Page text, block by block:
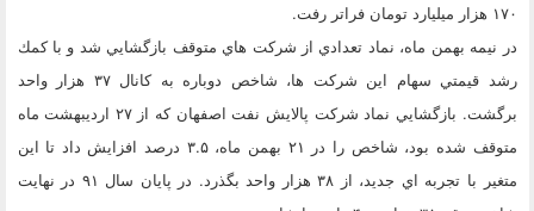
۱۷۰ هزار ميليارد تومان فراتر رفت.
در نيمه بهمن ماه، نماد تعدادي از شركت هاي متوقف بازگشايي شد و با كمك
رشد قيمتي سهام اين شركت ها، شاخص دوباره به كانال ۳۷ هزار واحد
برگشت. بازگشايي نماد شركت پالايش نفت اصفهان كه از ۲۷ ارديبهشت ماه
متوقف شده بود، شاخص را در ۲۱ بهمن ماه، ۳.۵ درصد افزايش داد تا اين
متغير با تجربه اي جديد، از ۳۸ هزار واحد بگذرد. در پايان سال ۹۱ در نهايت